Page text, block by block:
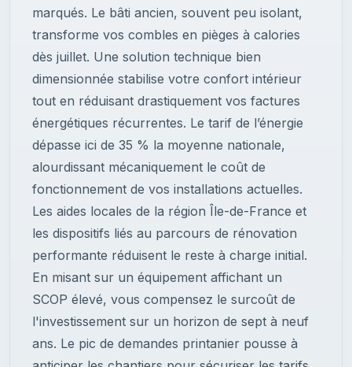
marqués. Le bâti ancien, souvent peu isolant,
transforme vos combles en pièges à calories
dès juillet. Une solution technique bien
dimensionnée stabilise votre confort intérieur
tout en réduisant drastiquement vos factures
énergétiques récurrentes. Le tarif de l’énergie
dépasse ici de 35 % la moyenne nationale,
alourdissant mécaniquement le coût de
fonctionnement de vos installations actuelles.
Les aides locales de la région Île-de-France et
les dispositifs liés au parcours de rénovation
performante réduisent le reste à charge initial.
En misant sur un équipement affichant un
SCOP élevé, vous compensez le surcoût de
l'investissement sur un horizon de sept à neuf
ans. Le pic de demandes printanier pousse à